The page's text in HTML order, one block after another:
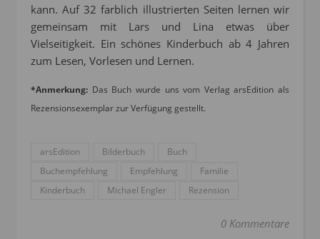
kann. Auf 32 farblich illustrierten Seiten lernen wir
gemeinsam mit Lars und Lina etwas über
Vielseitigkeit. Ein schönes Kinderbuch ab 4 Jahren
zum Lesen, Vorlesen und Lernen.
*Anmerkung: Das Buch wurde uns vom Verlag arsEdition als
Rezensionsexemplar zur Verfügung gestellt.
arsEdition Bilderbuch
Buch
Buchempfehlung
Empfehlung
Familie
Kinderbuch
Michael Engler Rezension
0 Kommentare